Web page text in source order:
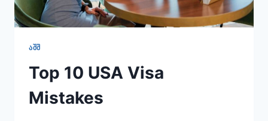
ᲐᲨᲨ
Top 10 USA Visa
Mistakes